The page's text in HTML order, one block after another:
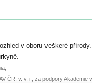
6. září.
nebo
v oboru veškeré přírody.
ČR, v. v. i., za podpory Akademie